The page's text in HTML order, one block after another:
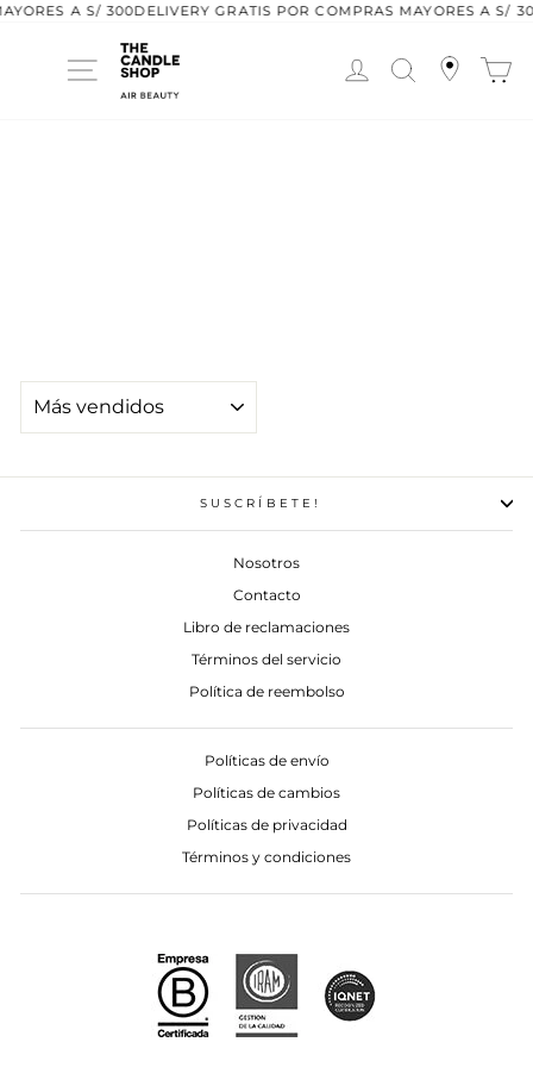
Ir
contenido
A S/ 300DELIVERY GRATIS POR COMPRAS MAYORES A S/
ORDENAR
SUSCRÍBETE!
Nosotros
Contacto
Libro de reclamaciones
Términos del servicio
Política de reembolso
Políticas de envío
Políticas de cambios
Políticas de privacidad
Términos y condiciones